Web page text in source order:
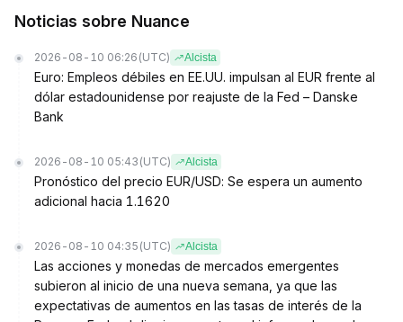
Noticias sobre Nuance
2026-08-10 06:26 (UTC) Alcista
Euro: Empleos débiles en EE.UU. impulsan al EUR frente al
dólar estadounidense por reajuste de la Fed – Danske
Bank
2026-08-10 05:43 (UTC) Alcista
Pronóstico del precio EUR/USD: Se espera un aumento
adicional hacia 1.1620
2026-08-10 04:35 (UTC) Alcista
Las acciones y monedas de mercados emergentes
subieron al inicio de una nueva semana, ya que las
expectativas de aumentos en las tasas de interés de la